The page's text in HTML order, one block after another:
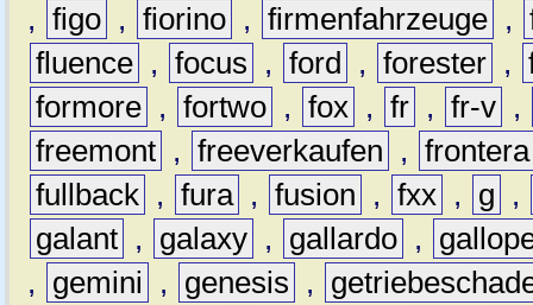
, figo , fiorino , firmenfahrzeuge ,
fluence , focus , ford , forester ,
formore , fortwo , fox , fr , fr-v ,
freemont , freeverkaufen , frontera
fullback , fura , fusion , fxx , g
,
galant , galaxy , gallardo ,
,
gemini , genesis ,